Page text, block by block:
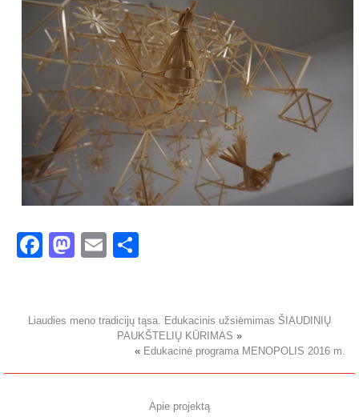
FacebookMastodon
Email
Liaudies meno tradicijų tąsa. Edukacinis užsiėmimas ŠIAUDINIŲ
PAUKŠTELIŲ KŪRIMAS »
« Edukacinė programa MENOPOLIS 2016 m.
Apie projektą